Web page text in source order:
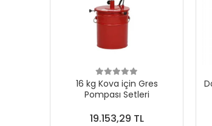
16 kg Kova için Gres
Pompası Setleri
19.153,29 TL